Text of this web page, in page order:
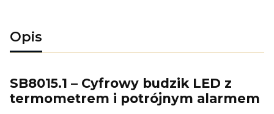
Opis
SB8015.1 – Cyfrowy budzik LED z
termometrem i potrójnym alarmem